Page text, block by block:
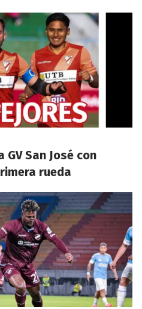
GV San José con
rueda